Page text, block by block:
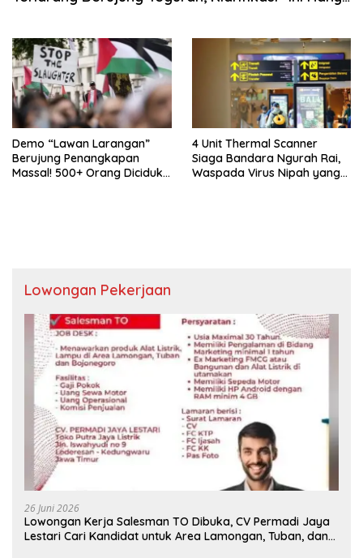
Demo “Lawan Larangan”
Berujung Penangkapan
Massal! 500+ Orang Diciduk
4 Unit Thermal Scanner
Siaga Bandara Ngurah Rai,
Waspada Virus Nipah yang
Lowongan Pekerjaan
26 Juni 2026
Lowongan Kerja Salesman TO Dibuka, CV Permadi Jaya
Lestari Cari Kandidat untuk Area Lamongan, Tuban, dan